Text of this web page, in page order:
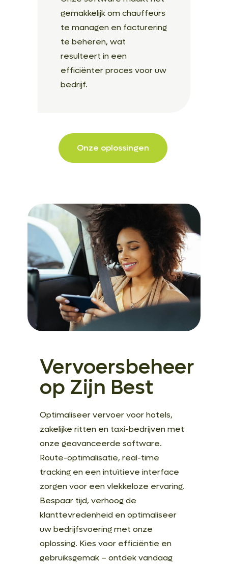
gemakkelijk om chauffeurs
te managen en facturering
te beheren, wat
resulteert in een
efficiënter proces voor uw
bedrijf.
Onze oplossingen
Vervoersbeheer
op Zijn Best
Optimaliseer vervoer voor hotels,
zakelijke ritten en taxi-bedrijven met
onze geavanceerde software.
Route-optimalisatie, real-time
tracking en een intuïtieve interface
zorgen voor een vlekkeloze ervaring.
Bespaar tijd, verhoog de
klanttevredenheid en optimaliseer
uw bedrijfsvoering met onze
oplossing. Kies voor efficiëntie en
gebruiksgemak – ontdek vandaag